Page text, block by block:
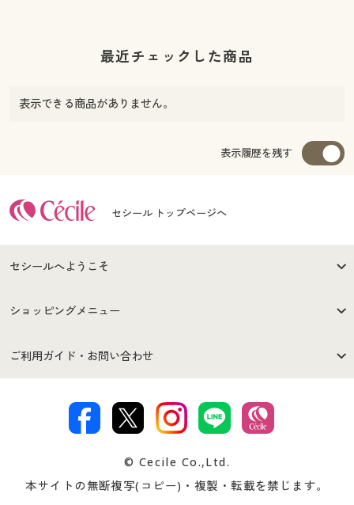
最近チェックした商品
表示できる商品がありません。
表示履歴を残す
セシール トップページへ
セシールへようこそ
はじめての方へ
セシールご利用規約
著作権・商標について 会社案内
ショッピングメニュー
商品カテゴリ
プレゼント＆キャンペーン サイトマップ
ご利用ガイド・お問い合わせ
交換・返品は お支払は
ついて
忘れの場合
© Cecile Co.,Ltd.
本サイトの無断複写(コピー)・複製・転載を禁じます。